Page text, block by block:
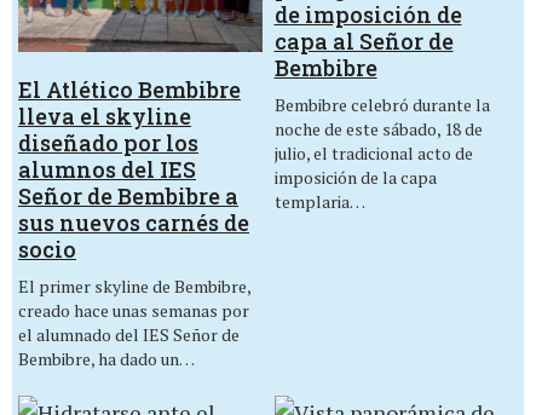
El Atlético Bembibre
lleva el skyline
diseñado por los
alumnos del IES
Señor de Bembibre a
sus nuevos carnés de
socio
El primer skyline de Bembibre,
creado hace unas semanas por
el alumnado del IES Señor de
Bembibre, ha dado un…
de imposición de
capa al Señor de
Bembibre
Bembibre celebró durante la
noche de este sábado, 18 de
julio, el tradicional acto de
imposición de la capa
templaria…